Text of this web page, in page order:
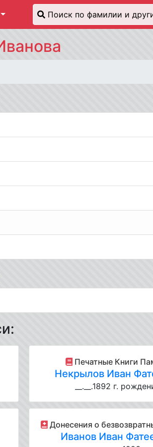
Поиск по фамилии и
Печатные Книги
Некрылов Иван
__.__.1892 г.
Донесения о
Иванов Иван